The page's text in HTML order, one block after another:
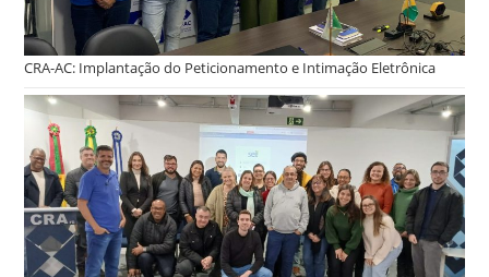
CRA-AC: Implantação do Peticionamento e Intimação Eletrônica